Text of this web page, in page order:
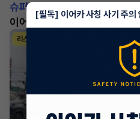
슈퍼카!
이어카에서 좋은 조건으로 만나
리스
[필독] 이어카 사칭 사기 주의